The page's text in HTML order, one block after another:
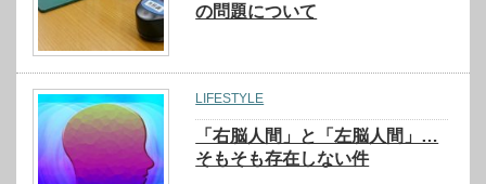
の問題について
LIFESTYLE
「右脳人間」と「左脳人間」…
そもそも存在しない件